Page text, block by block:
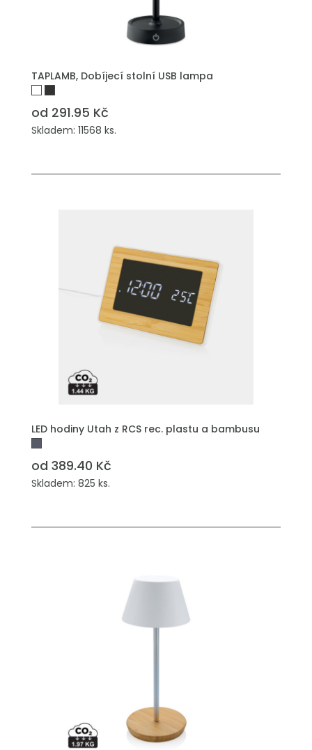
TAPLAMB, Dobíjecí stolní USB lampa
od 291.95 Kč
Skladem: 11568 ks.
LED hodiny Utah z RCS rec. plastu a bambusu
od 389.40 Kč
Skladem: 825 ks.